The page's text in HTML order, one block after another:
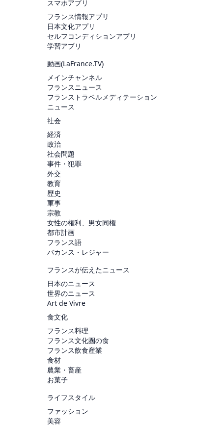
スマホアプリ
フランス情報アプリ
日本文化アプリ
セルフコンディションアプリ
学習アプリ
動画(LaFrance.TV)
メインチャンネル
フランスニュース
フランストラベルメディテーション
ニュース
社会
経済
政治
社会問題
事件・犯罪
外交
教育
歴史
軍事
宗教
女性の権利、男女同権
都市計画
フランス語
バカンス・レジャー
フランスが伝えたニュース
日本のニュース
世界のニュース
Art de Vivre
食文化
フランス料理
フランス文化圏の食
フランス飲食産業
食材
農業・畜産
お菓子
ライフスタイル
ファッション
美容